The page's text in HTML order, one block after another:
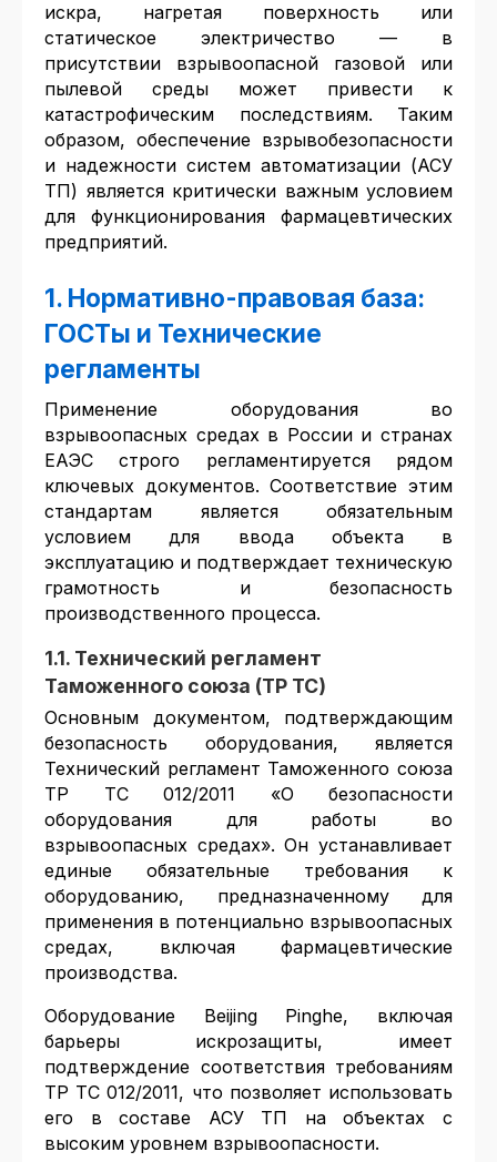
искра, нагретая поверхность или
статическое электричество — в
присутствии взрывоопасной газовой или
пылевой среды может привести к
катастрофическим последствиям. Таким
образом, обеспечение взрывобезопасности
и надежности систем автоматизации (АСУ
ТП) является критически важным условием
для функционирования фармацевтических
предприятий.
1. Нормативно-правовая база:
ГОСТы и Технические
регламенты
Применение оборудования во
взрывоопасных средах в России и странах
ЕАЭС строго регламентируется рядом
ключевых документов. Соответствие этим
стандартам является обязательным
условием для ввода объекта в
эксплуатацию и подтверждает техническую
грамотность и безопасность
производственного процесса.
1.1. Технический регламент
Таможенного союза (ТР ТС)
Основным документом, подтверждающим
безопасность оборудования, является
Технический регламент Таможенного союза
ТР ТС 012/2011 «О безопасности
оборудования для работы во
взрывоопасных средах». Он устанавливает
единые обязательные требования к
оборудованию, предназначенному для
применения в потенциально взрывоопасных
средах, включая фармацевтические
производства.
Оборудование Beijing Pinghe, включая
барьеры искрозащиты, имеет
подтверждение соответствия требованиям
ТР ТС 012/2011, что позволяет использовать
его в составе АСУ ТП на объектах с
высоким уровнем взрывоопасности.